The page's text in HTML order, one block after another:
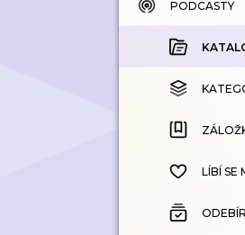
PODCASTY
LÍBÍ SE